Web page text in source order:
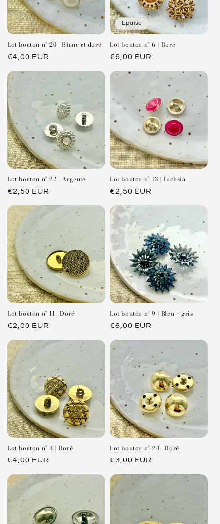
Lot bouton n° 20 | Blanc et doré
Prix
€4,00 EUR
Épuisé
Lot bouton n° 6 | Doré
Prix
€6,00 EUR
Lot bouton n° 22 | Argenté
Prix
€2,50 EUR
Lot bouton n° 13 | Fuchsia
Prix
€2,50 EUR
Lot bouton n° 11 | Doré
Prix
€2,00 EUR
Lot bouton n° 9 | Bleu + gris
Prix
€6,00 EUR
Lot bouton n° 4 | Doré
Prix
€4,00 EUR
Lot bouton n° 24 | Doré
Prix
€3,00 EUR